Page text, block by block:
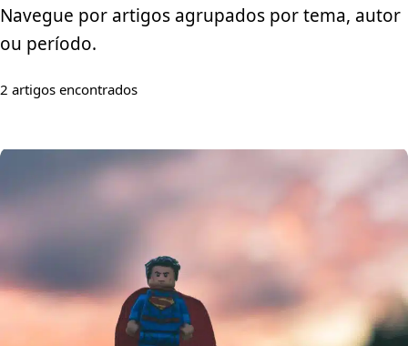
Navegue por artigos agrupados por tema, autor
ou período.
2 artigos encontrados